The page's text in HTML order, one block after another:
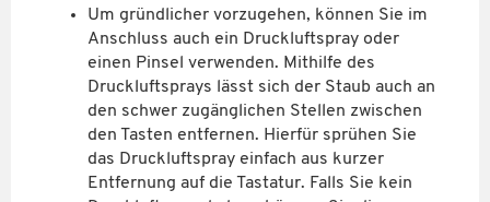
Um gründlicher vorzugehen, können Sie im
Anschluss auch ein Druckluftspray oder
einen Pinsel verwenden. Mithilfe des
Druckluftsprays lässt sich der Staub auch an
den schwer zugänglichen Stellen zwischen
den Tasten entfernen. Hierfür sprühen Sie
das Druckluftspray einfach aus kurzer
Entfernung auf die Tastatur. Falls Sie kein